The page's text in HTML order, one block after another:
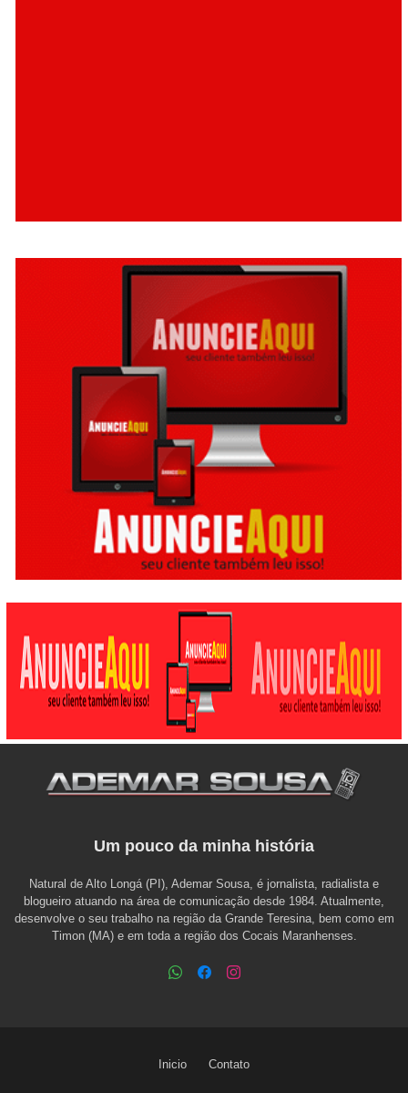
Um pouco da minha história
Natural de Alto Longá (PI), Ademar Sousa, é jornalista, radialista e
blogueiro atuando na área de comunicação desde 1984. Atualmente,
desenvolve o seu trabalho na região da Grande Teresina, bem como em
Timon (MA) e em toda a região dos Cocais Maranhenses.
Inicio Contato